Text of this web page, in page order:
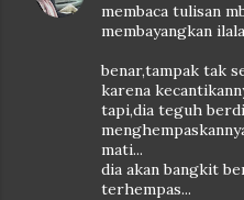
membaca tulisan
membayangkan
benar,tampak tak
karena
tapi,dia teguh
mati...
dia akan bangkit
terhempas...